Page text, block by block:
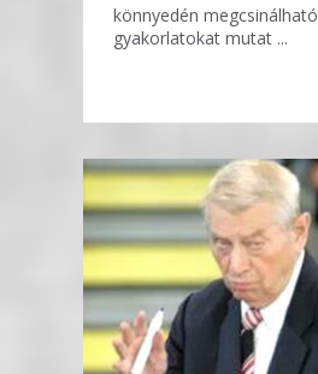
könnyedén megcsinálható
gyakorlatokat mutat ...